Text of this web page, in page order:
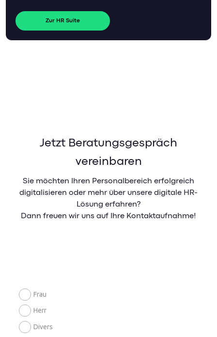
Zur HR Suite
Jetzt Beratungsgespräch
vereinbaren
Sie möchten Ihren Personalbereich erfolgreich
digitalisieren oder mehr über unsere digitale HR-
Lösung erfahren?
Dann freuen wir uns auf Ihre Kontaktaufnahme!
Frau
Herr
Divers